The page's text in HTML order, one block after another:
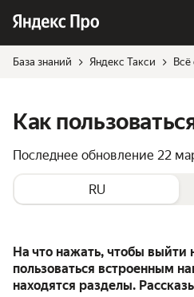
База знаний Яндекс Такси
Как
Последнее обновление 22
RU
На что нажать, чтобы выйти
пользоваться встроенным
находятся разделы.